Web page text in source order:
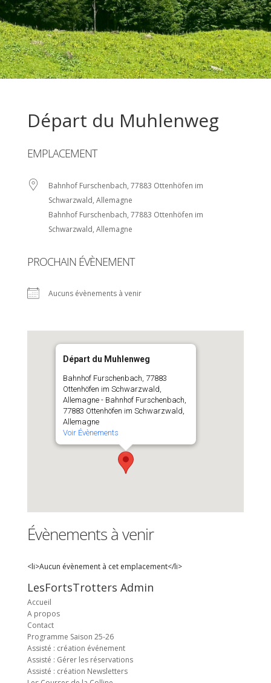
Départ du Muhlenweg
EMPLACEMENT
Bahnhof Furschenbach, 77883 Ottenhöfen im
Schwarzwald, Allemagne
Bahnhof Furschenbach, 77883 Ottenhöfen im
Schwarzwald, Allemagne
PROCHAIN ÉVÈNEMENT
Aucuns évènements à venir
Départ du Muhlenweg
Bahnhof Furschenbach, 77883
Ottenhöfen im Schwarzwald,
Allemagne - Bahnhof Furschenbach,
77883 Ottenhöfen im Schwarzwald,
Allemagne
Voir Évènements
Évènements à venir
<li>Aucun évènement à cet emplacement</li>
LesFortsTrotters Admin
Accueil
A propos
Contact
Programme Saison 25-26
Assisté : création événement
Assisté : Gérer les réservations
Assisté : création Newsletters